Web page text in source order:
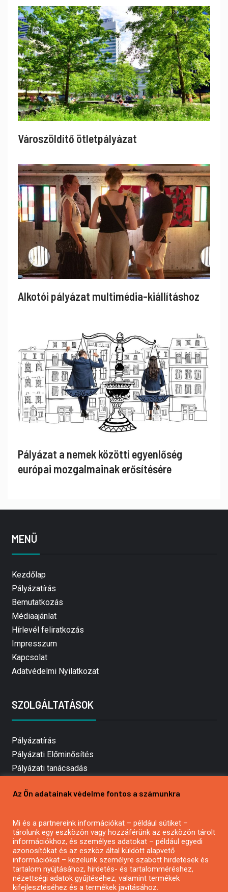
Városzöldítő ötletpályázat
Alkotói pályázat multimédia-kiállításhoz
Pályázat a nemek közötti egyenlőség
európai mozgalmainak erősítésére
MENÜ
Kezdőlap
Pályázatírás
Bemutatkozás
Médiaajánlat
Hírlevél feliratkozás
Impresszum
Kapcsolat
Adatvédelmi Nyilatkozat
SZOLGÁLTATÁSOK
Pályázatírás
Pályázati Előminősítés
Pályázati tanácsadás
Mezőgazdasági pályázatírás
Pályázatírás civil szervezeteknek
Pályázatírás önkormányzatoknak
Pályázatfigyelés
Specifikus pályázatfigyelés vagy hírlevél
Az Ön adatainak védelme fontos a számunkra
Mi és a partnereink információkat – például sütiket –
tárolunk egy eszközön vagy hozzáférünk az eszközön tárolt
információkhoz, és személyes adatokat – például egyedi
azonosítókat és az eszköz által küldött alapvető
információkat – kezelünk személyre szabott hirdetések és
tartalom nyújtásához, hirdetés- és tartalomméréshez,
nézettségi adatok gyűjtéséhez, valamint termékek
kifejlesztéséhez és a termékek javításához.